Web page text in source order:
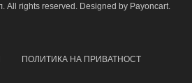
All rights reserved. Designed by Payoncart.
ПОЛИТИКА НА ПРИВАТНОСТ